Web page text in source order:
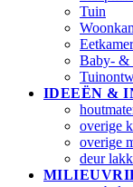
Tuin
Eetkamer
Baby- &
IDEEËN &
overige
overige
deur